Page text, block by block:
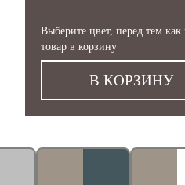
Выберите цвет, перед тем
товар в корзину
В КОРЗИНУ